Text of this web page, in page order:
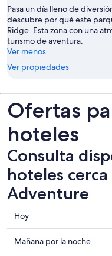
Pasa un día lleno de
descubre por qué este
Ridge. Esta zona con una
turismo de aventura.
Ver menos
Ver propiedades
Ofertas
hoteles
Consulta
hoteles
Adventure
Consultar
los
precios
cerca
Hoy
Consultar
Mañana por la noche